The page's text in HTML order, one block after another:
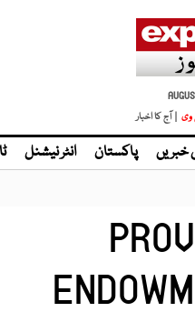
وی | آج کا اخبار
پاکستان انٹر نیشنل